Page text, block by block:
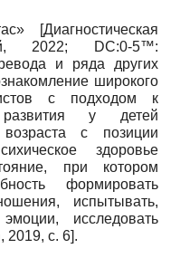
[Диагностическая
2022;
DC:0-5™:
и ряда других
широкого
с подходом к
развития у детей
с позиции
здоровье
при котором
формировать
испытывать,
исследовать
2019, с. 6].